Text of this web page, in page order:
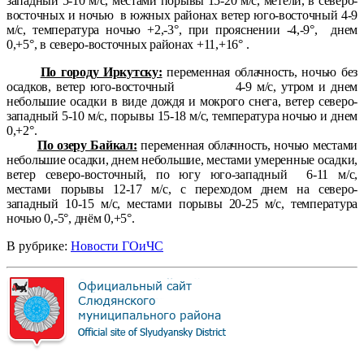
восточных и ночью в южных районах ветер юго-восточный 4-9
м/с, температура ночью +2,-3°, при прояснении -4,-9°,
днем
0,+5°, в северо-восточных районах +11,+16° .
По городу Иркутску: переменная облачность, ночью без
осадков, ветер юго-восточный
4-9 м/с, утром и днем
небольшие осадки в виде дождя и мокрого снега, ветер северо-
западный 5-10 м/с, порывы 15-18 м/с, температура ночью и днем
0,+2°.
По озеру Байкал: переменная облачность, ночью местами
небольшие осадки, днем небольшие, местами умеренные осадки,
ветер северо-восточный, по югу юго-западный
6-11 м/с,
местами порывы 12-17 м/с, с переходом днем на северо-
западный 10-15 м/с, местами порывы 20-25 м/с, температура
ночью 0,-5°, днём 0,+5°.
В рубрике: Новости ГОиЧС